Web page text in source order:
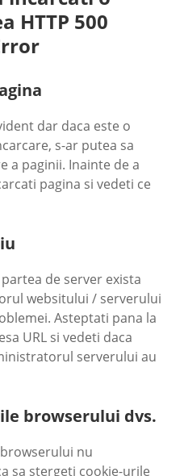
HTTP 500
dar daca este o
s-ar putea sa
a paginii. Inainte de a
pagina si vedeti ce
de server exista
websitului / serverului
Asteptati pana la
URL si vedeti daca
serverului au
browserului dvs.
nu
sa stergeti cookie-urile